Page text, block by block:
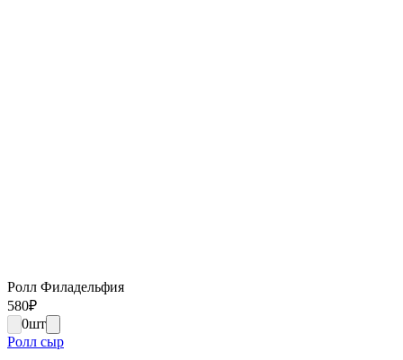
Ролл Филадельфия
580₽
0шт
Ролл сыр